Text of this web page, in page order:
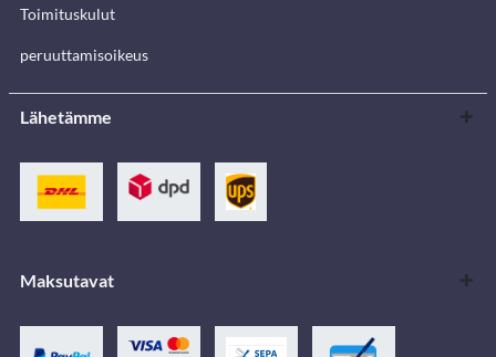
Toimituskulut
peruuttamisoikeus
Lähetämme
Maksutavat